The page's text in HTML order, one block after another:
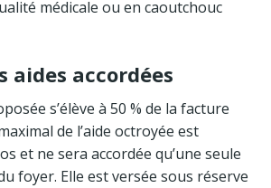
médicale ou en caoutchouc
aides accordées
s’élève à 50 % de la facture
de l’aide octroyée est
et ne sera accordée qu’une seule
foyer. Elle est versée sous réserve